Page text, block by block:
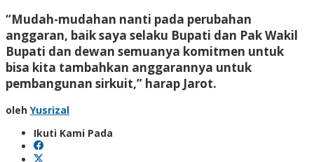
“Mudah-mudahan nanti pada perubahan
anggaran, baik saya selaku Bupati dan Pak Wakil
Bupati dan dewan semuanya komitmen untuk
bisa kita tambahkan anggarannya untuk
pembangunan sirkuit,” harap Jarot.
oleh Yusrizal
Ikuti Kami Pada